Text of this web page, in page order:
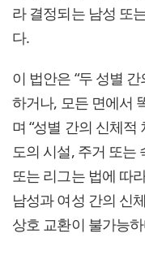
라 결정되는 남성 또
다.
이 법안은 “두 성별
하거나, 모든 면에서
며 “성별 간의 신체
도의 시설, 주거 또는
또는 리그는 법에 따
남성과 여성 간의 신
상호 교환이 불가능